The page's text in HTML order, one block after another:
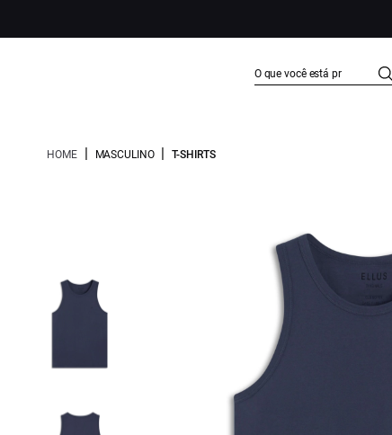
HOME | MASCULINO | T-SHIRTS